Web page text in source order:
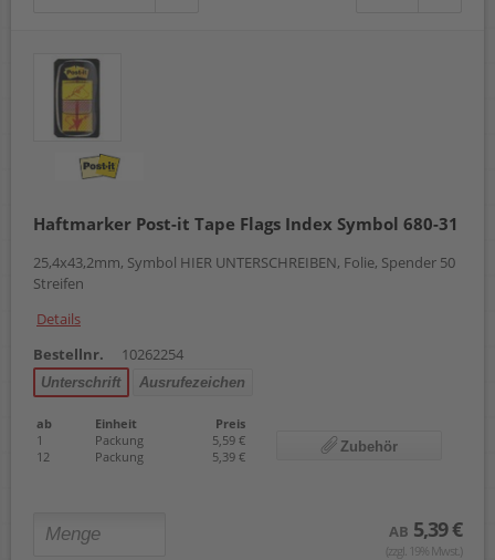
Haftmarker Post-it Tape Flags Index Symbol 680-31
25,4x43,2mm, Symbol HIER UNTERSCHREIBEN, Folie, Spender 50
Streifen
Details
Bestellnr.
10262254
Unterschrift Ausrufezeichen
ab Einheit
Preis
1
Packung
5,59 €
12
Packung 5,39 €
Zubehör
AB 5,39 €
(zzgl. 19% Mwst.)